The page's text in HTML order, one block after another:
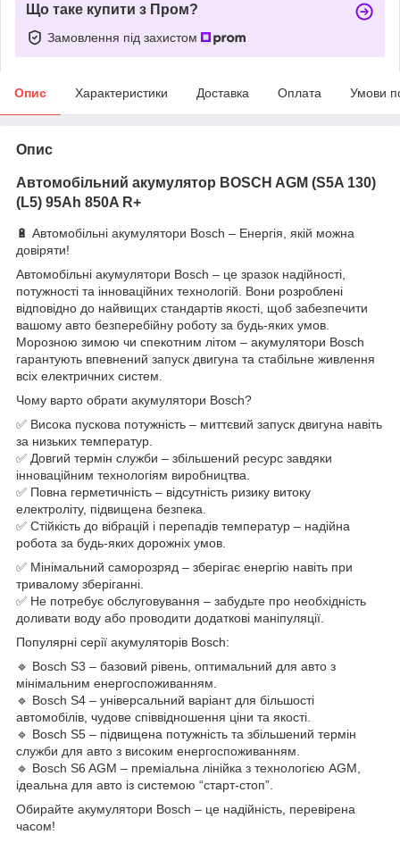
Що таке купити з Пром?
Замовлення під захистом
Опис Характеристики Доставка Оплата Умови
Опис
Автомобільний акумулятор BOSCH AGM (S5A 130)
(L5) 95Ah 850A R+
🔋 Автомобільні акумулятори Bosch – Енергія, якій можна
довіряти!
Автомобільні акумулятори Bosch – це зразок надійності,
потужності та інноваційних технологій. Вони розроблені
відповідно до найвищих стандартів якості, щоб забезпечити
вашому авто безперебійну роботу за будь-яких умов.
Морозною зимою чи спекотним літом – акумулятори Bosch
гарантують впевнений запуск двигуна та стабільне живлення
всіх електричних систем.
Чому варто обрати акумулятори Bosch?
✅ Висока пускова потужність – миттєвий запуск двигуна навіть
за низьких температур.
✅ Довгий термін служби – збільшений ресурс завдяки
інноваційним технологіям виробництва.
✅ Повна герметичність – відсутність ризику витоку
електроліту, підвищена безпека.
✅ Стійкість до вібрацій і перепадів температур – надійна
робота за будь-яких дорожніх умов.
✅ Мінімальний саморозряд – зберігає енергію навіть при
тривалому зберіганні.
✅ Не потребує обслуговування – забудьте про необхідність
доливати воду або проводити додаткові маніпуляції.
Популярні серії акумуляторів Bosch:
🔹 Bosch S3 – базовий рівень, оптимальний для авто з
мінімальним енергоспоживанням.
🔹 Bosch S4 – універсальний варіант для більшості
автомобілів, чудове співвідношення ціни та якості.
🔹 Bosch S5 – підвищена потужність та збільшений термін
служби для авто з високим енергоспоживанням.
🔹 Bosch S6 AGM – преміальна лінійка з технологією AGM,
ідеальна для авто із системою “старт-стоп”.
Обирайте акумулятори Bosch – це надійність, перевірена
часом!